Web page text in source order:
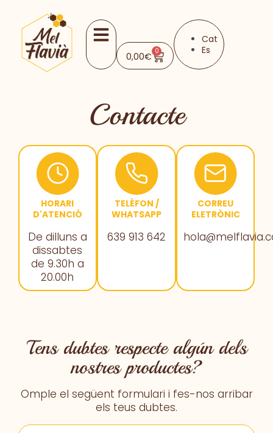
0,00€ 0
Cat
Es
Contacte
HORARI
D'ATENCIÓ
De dilluns a
dissabtes
de 9.30h a
20.00h
TELÈFON /
WHATSAPP
639 913 642
CORREU
ELETRÒNIC
Tens dubtes respecte algún dels
nostres productes?
Omple el següent formulari i fes-nos arribar
els teus dubtes.